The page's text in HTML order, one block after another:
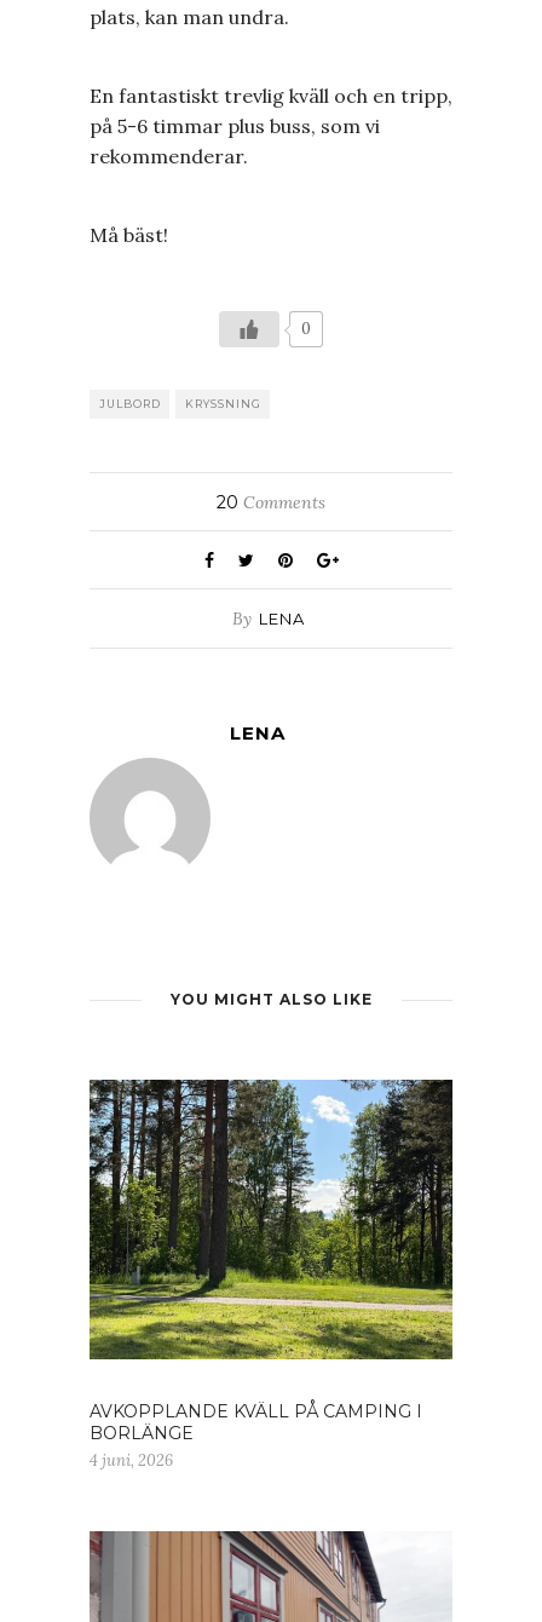
plats, kan man undra.
En fantastiskt trevlig kväll och en tripp,
på 5-6 timmar plus buss, som vi
rekommenderar.
Må bäst!
0
JULBORD KRYSSNING
20 Comments
By LENA
LENA
YOU MIGHT ALSO LIKE
AVKOPPLANDE KVÄLL PÅ CAMPING I
BORLÄNGE
4 juni, 2026